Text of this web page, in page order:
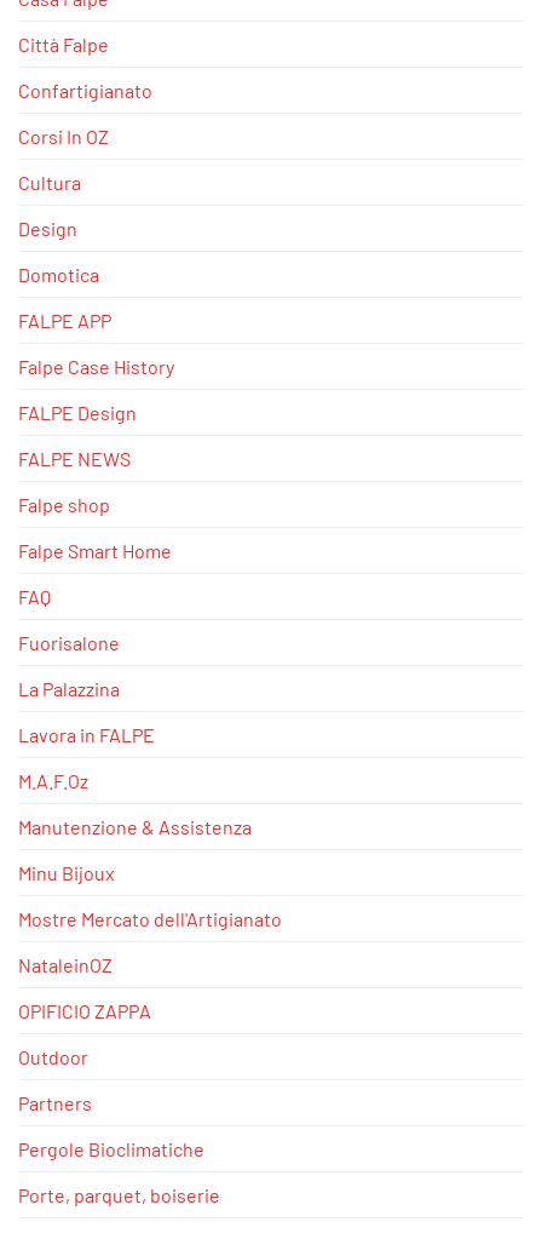
Città Falpe
Confartigianato
Corsi In OZ
Cultura
Design
Domotica
FALPE APP
Falpe Case History
FALPE Design
FALPE NEWS
Falpe shop
Falpe Smart Home
FAQ
Fuorisalone
La Palazzina
Lavora in FALPE
M.A.F.Oz
Manutenzione & Assistenza
Minu Bijoux
Mostre Mercato dell'Artigianato
NataleinOZ
OPIFICIO ZAPPA
Outdoor
Partners
Pergole Bioclimatiche
Porte, parquet, boiserie